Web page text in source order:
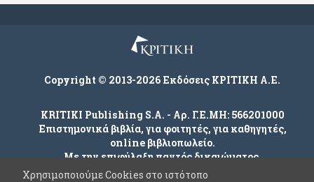
Copyright © 2013-2026 Εκδόσεις ΚΡΙΤΙΚΗ Α.Ε.
KRITIKI Publishing S.A. - Αρ. Γ.Ε.ΜΗ: 566201000
Επιστημονικά βιβλία, για φοιτητές, για καθηγητές,
online βιβλιοπωλείο.
Με την επιφύλαξη παντός δικαιώματος.
Χρησιμοποιούμε Cookies στο ιστότοπο